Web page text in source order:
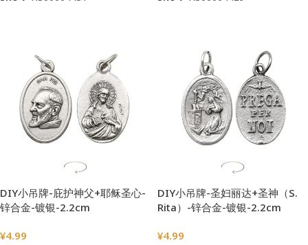
DIY小吊牌-庇护神父+耶稣圣心-
锌合金-镀银-2.2cm
¥4.99
DIY小吊牌-圣妇丽达+圣神（S.
Rita）-锌合金-镀银-2.2cm
¥4.99